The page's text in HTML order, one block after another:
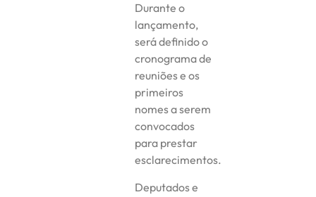
Durante o
lançamento,
será definido o
cronograma de
reuniões e os
primeiros
nomes a serem
convocados
para prestar
esclarecimentos.
Deputados e